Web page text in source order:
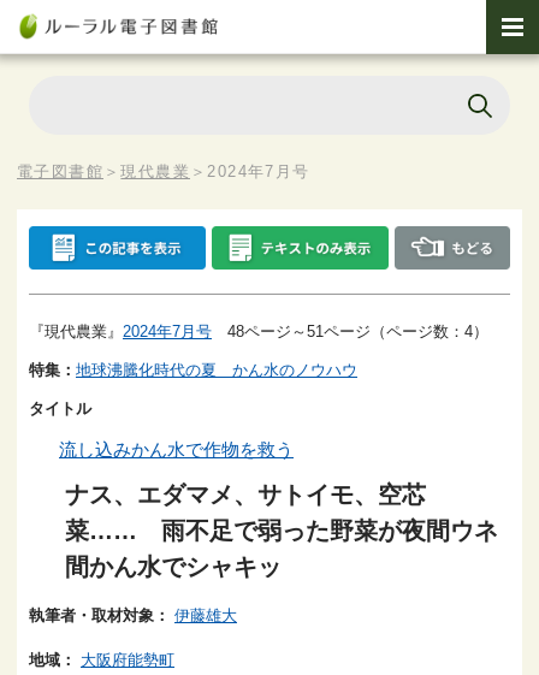
電子図書館 ＞現代農業 ＞2024年7月号
『現代農業』 2024年7月号 48ページ～51ページ（ページ数：4）
特集： 地球沸騰化時代の夏 かん水のノウハウ
タイトル
流し込みかん水で作物を救う
ナス、エダマメ、サトイモ、空芯
菜…… 雨不足で弱った野菜が夜間ウネ
間かん水でシャキッ
執筆者・取材対象： 伊藤雄大
地域： 大阪府能勢町